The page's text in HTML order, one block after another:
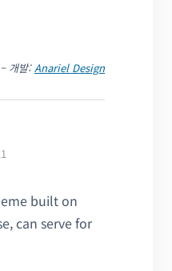
– 개발:Anariel Design
built on
can serve for